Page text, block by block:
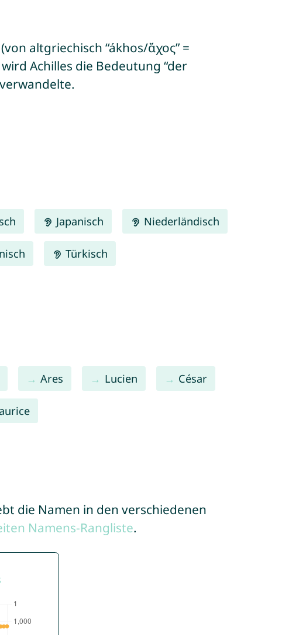
altgriechisch “ákhos/ἄχος” =
Achilles die Bedeutung “der
Japanisch Niederländisch
Türkisch
Ares Lucien César
die Namen in den verschiedenen
Namens-Rangliste.